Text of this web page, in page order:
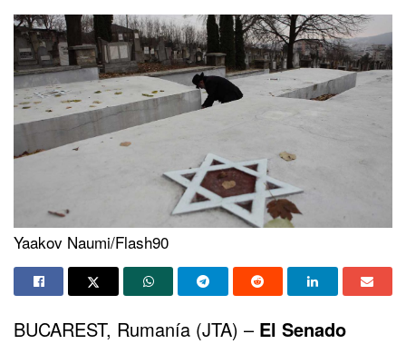
Yaakov Naumi/Flash90
BUCAREST, Rumanía (JTA) – El Senado